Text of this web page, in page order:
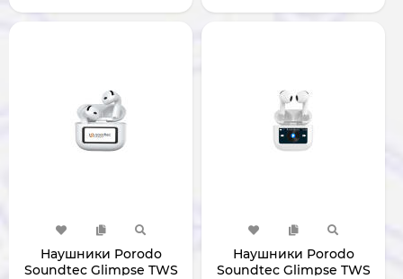
Наушники Porodo
Soundtec Glimpse TWS
Наушники Porodo
Soundtec Glimpse TWS